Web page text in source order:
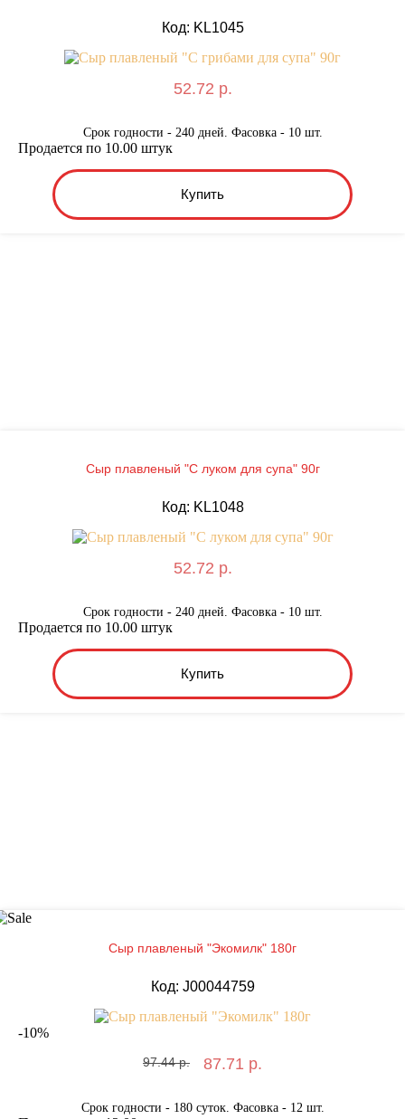
Код: KL1045
52.72 р.
Срок годности - 240 дней. Фасовка - 10 шт.
Купить
Продается по 10.00 штук
Сыр плавленый "С луком для супа" 90г
Код: KL1048
52.72 р.
Срок годности - 240 дней. Фасовка - 10 шт.
Купить
Продается по 10.00 штук
Сыр плавленый "Экомилк" 180г
Код: J00044759
-10%
97.44 р. 87.71 р.
Срок годности - 180 суток. Фасовка - 12 шт.